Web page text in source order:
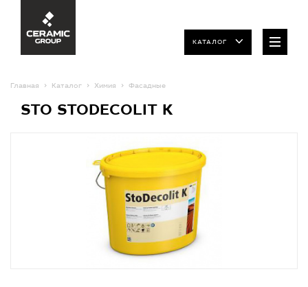
КАТАЛОГ
Главная Каталог Химия Фасадные
STO STODECOLIT K